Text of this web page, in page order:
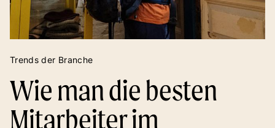
Trends der Branche
Wie man die besten
Mitarbeiter im